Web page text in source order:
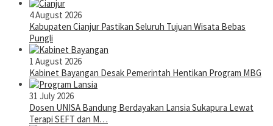
4 August 2026
Kabupaten Cianjur Pastikan Seluruh Tujuan Wisata Bebas
Pungli
1 August 2026
Kabinet Bayangan Desak Pemerintah Hentikan Program MBG
31 July 2026
Dosen UNISA Bandung Berdayakan Lansia Sukapura Lewat
Terapi SEFT dan M…